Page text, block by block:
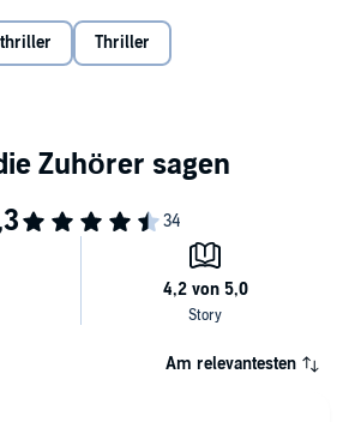
Hopelessly lost.
one thing becomes clear: Only one of
(P)2022 Hollywood Upstairs Press
Thriller
Am relevantesten